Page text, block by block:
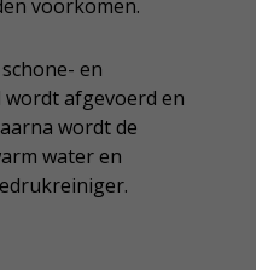
voorkomen.
en
wordt afgevoerd en
wordt de
water en